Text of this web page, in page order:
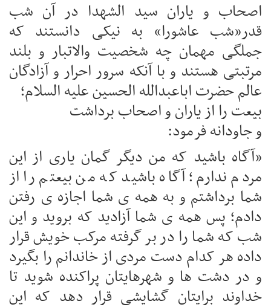
اصحاب و یاران سید الشهدا در آن شب
قدر«شب عاشورا» به نیکی دانستند که
جملگی مهمان چه شخصیت والاتبار و بلند
مرتبتی هستند و با آنکه سرور احرار و آزادگان
عالم حضرت اباعبدالله الحسین علیه السلام؛
بیعت را از یاران و اصحاب برداشت
و جاودانه فرمود:
«آگاه باشید که من دیگر گمان یاری از این
مردم ندارم؛ آگاه باشید که من بیعتم را از
شما برداشتم و به همه ی شما اجازه ی رفتن
دادم؛ پس همه ی شما آزادید که بروید و این
شب که شما را در بر گرفته مرکب خویش قرار
داده هر کدام دست مردی از خاندانم را بگیرد
و در دشت ها و شهرهایتان پراکنده شوید تا
خداوند برایتان گشایشی قرار دهد که این